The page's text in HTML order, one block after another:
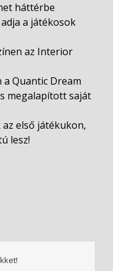
háttérbe
a játékosok
az Interior
Quantic Dream
megalapított saját
első játékukon,
lesz!